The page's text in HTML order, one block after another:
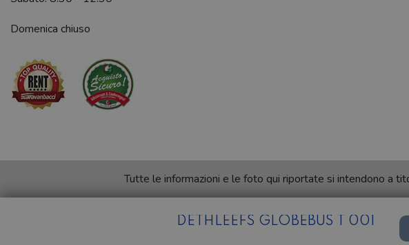
DETHLEEFS GLOBEBUS T 001
Domenica chiuso
Tutte le informazioni e le foto qui riportate si intendono a